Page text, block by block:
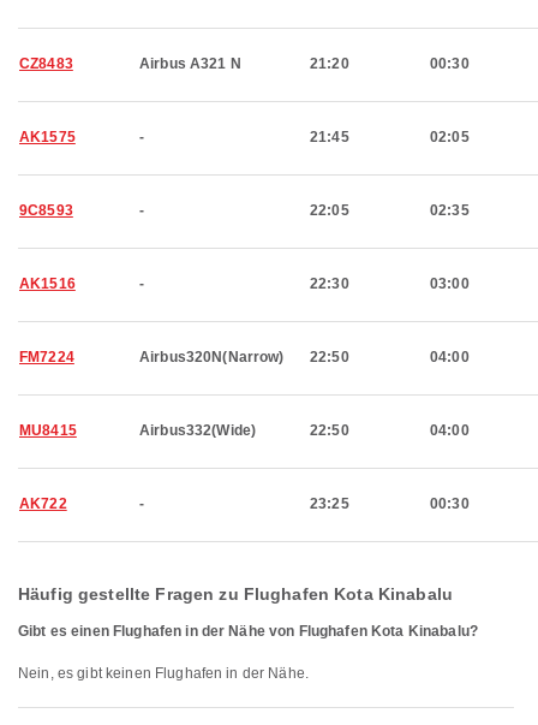
CZ8483 Airbus A321 N 21:20 00:30
AK1575 - 21:45 02:05
9C8593 - 22:05 02:35
AK1516 - 22:30 03:00
FM7224 Airbus320N(Narrow) 22:50 04:00
MU8415 Airbus332(Wide) 22:50 04:00
AK722 - 23:25 00:30
Häufig gestellte Fragen zu Flughafen Kota Kinabalu
Gibt es einen Flughafen in der Nähe von Flughafen Kota Kinabalu?
Nein, es gibt keinen Flughafen in der Nähe.